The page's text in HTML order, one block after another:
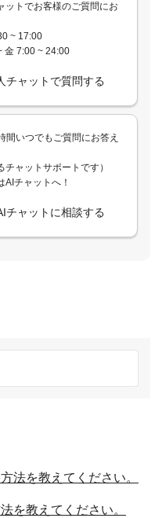
ットでお客様のご質問にお
~ 17:00
金 7:00 ~ 24:00
チャットで質問する
間いつでもご質問にお答え
チャットサポートです）
AIチャットへ！
チャットに相談する
法を教えてください。
を教えてください。